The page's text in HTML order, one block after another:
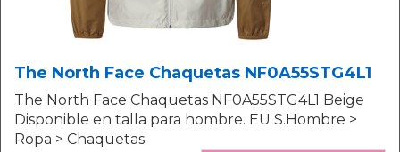
The North Face Chaquetas NF0A55STG4L1
The North Face Chaquetas NF0A55STG4L1 Beige
Disponible en talla para hombre. EU S.Hombre >
Ropa > Chaquetas